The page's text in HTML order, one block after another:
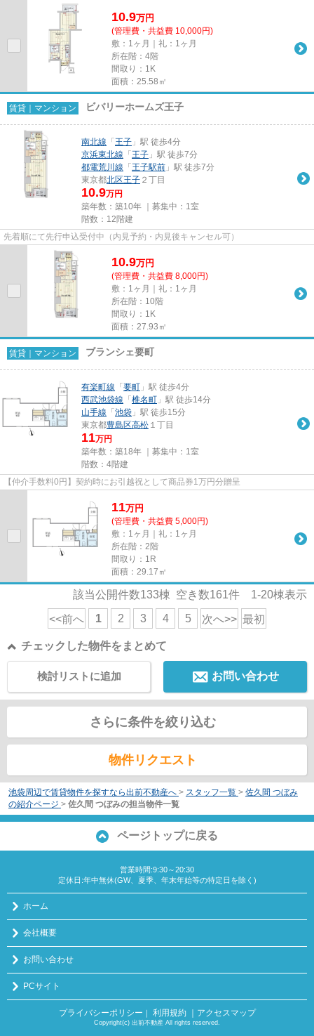
10.9万円
(管理費・共益費 10,000円)
敷：1ヶ月｜礼：1ヶ月
所在階：4階
間取り：1K
面積：25.58㎡
賃貸｜マンション ビバリーホームズ王子
南北線 「 王子 」駅 徒歩4分
京浜東北線 「 王子 」駅 徒歩7分
都電荒川線 「 王子駅前 」駅 徒歩7分
東京都北区王子 ２丁目
10.9万円
築年数：築10年 ｜募集中： 1室
階数：12階建
先着順にて先行申込受付中（内見予約・内見後キャンセル可）
10.9万円
(管理費・共益費 8,000円)
敷：1ヶ月｜礼：1ヶ月
所在階：10階
間取り：1K
面積：27.93㎡
賃貸｜マンション ブランシェ要町
有楽町線 「 要町 」駅 徒歩4分
西武池袋線 「 椎名町 」駅 徒歩14分
山手線 「 池袋 」駅 徒歩15分
東京都豊島区高松 １丁目
11万円
築年数：築18年 ｜募集中： 1室
階数：4階建
【仲介手数料0円】契約時にお引越祝として商品券1万円分贈呈
11万円
(管理費・共益費 5,000円)
敷：1ヶ月｜礼：1ヶ月
所在階：2階
間取り：1R
面積：29.17㎡
該当公開件数133棟 空き数161件 1-20棟表示
<<前へ 1 2 3 4 5 次へ>> 最初
チェックした物件をまとめて
お問い合わせ
検討リストに追加
さらに条件を絞り込む
物件リクエスト
池袋周辺で賃貸物件を探すなら出前不動産へ > スタッフ一覧 > 佐久間 つぼみ
の紹介ページ > 佐久間 つぼみの担当物件一覧
ページトップに戻る
営業時間:9:30～20:30
定休日:年中無休(GW、夏季、年末年始等の特定日を除く)
ホーム
会社概要
お問い合わせ
PCサイト
プライバシーポリシー ｜ 利用規約 ｜アクセスマップ
Copyright(c) 出前不動産 All rights reserved.